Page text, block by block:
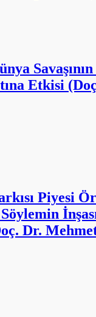
Etkisi
Piyesi
Söylemin
Dr.